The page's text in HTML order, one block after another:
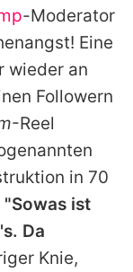
-Moderator
Eine
wieder an
Followern
-Reel
in 70
"Sowas ist
Da
Knie,